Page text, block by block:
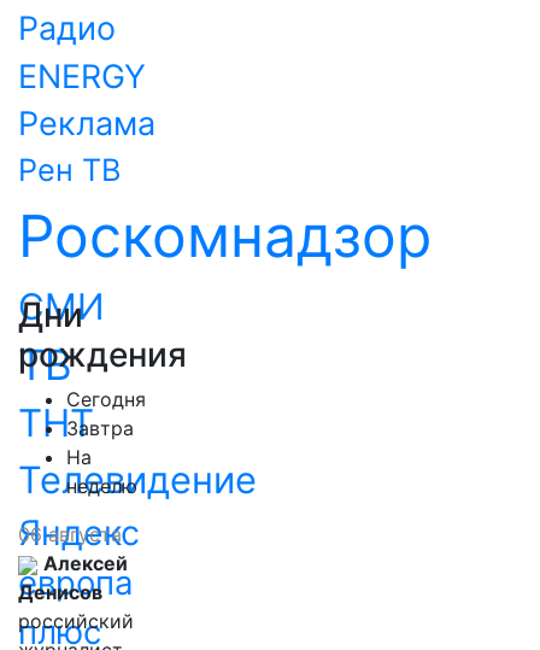
Радио
ENERGY
Реклама
Рен ТВ
Роскомнадзор
СМИ
ТВ
ТНТ
Телевидение
Яндекс
европа
плюс
Дни
рождения
Сегодня
Завтра
На
неделю
06 августа
Алексей
Денисов
российский